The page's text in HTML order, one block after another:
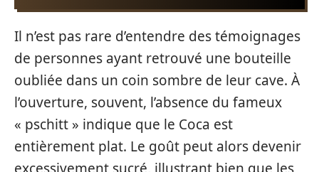
Il n’est pas rare d’entendre des témoignages
de personnes ayant retrouvé une bouteille
oubliée dans un coin sombre de leur cave. À
l’ouverture, souvent, l’absence du fameux
« pschitt » indique que le Coca est
entièrement plat. Le goût peut alors devenir
excessivement sucré, illustrant bien que les